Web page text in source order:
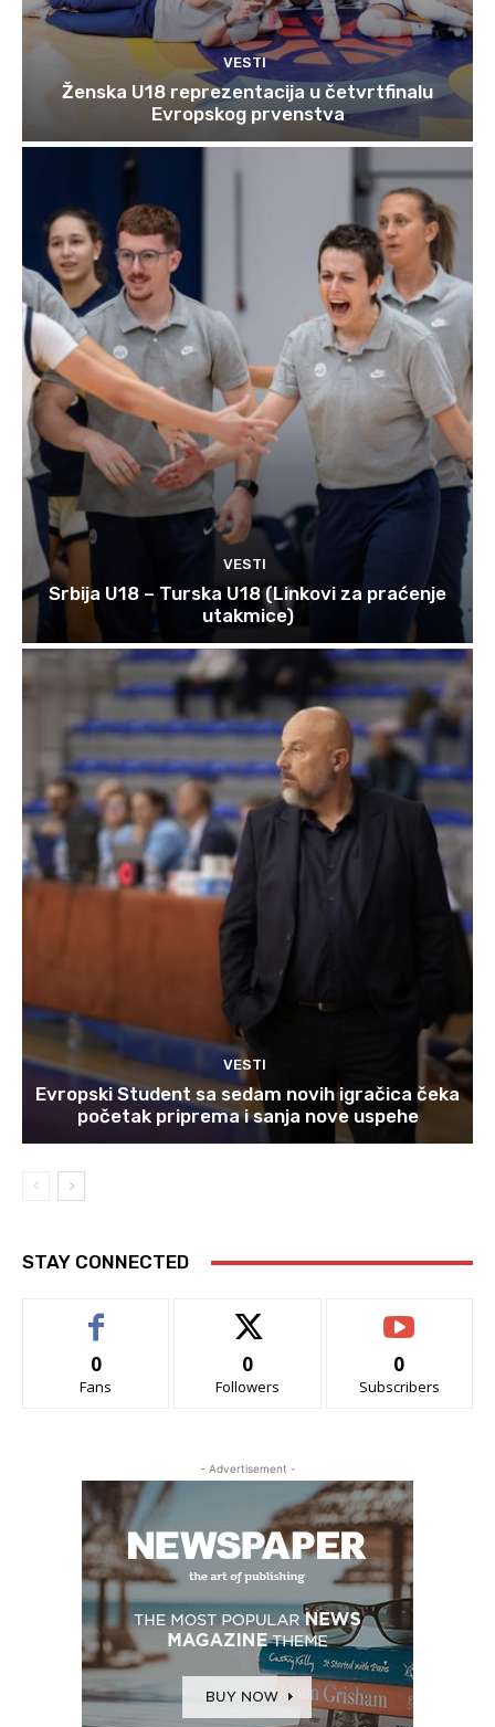
VESTI
Ženska U18 reprezentacija u četvrtfinalu
Evropskog prvenstva
VESTI
Srbija U18 – Turska U18 (Linkovi za praćenje
utakmice)
VESTI
Evropski Student sa sedam novih igračica čeka
početak priprema i sanja nove uspehe
STAY CONNECTED
0
Fans
0
Followers
0
Subscribers
- Advertisement -